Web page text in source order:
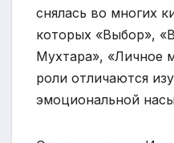
снялась во многих
которых «Выбор»,
Мухтара», «Личное
роли отличаются
эмоциональной